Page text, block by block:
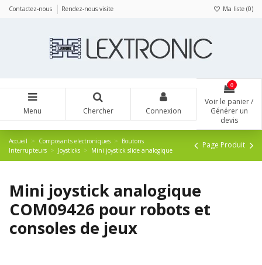
Contactez-nous Rendez-nous visite Ma liste (0)
Menu Chercher Connexion
0
Voir le panier /
Générer un
devis
Accueil Composants electroniques
Boutons
Interrupteurs
Joysticks Mini joystick slide analogique
Page Produit
Mini joystick analogique
COM09426 pour robots et
consoles de jeux
Panneau de gestion des cookies